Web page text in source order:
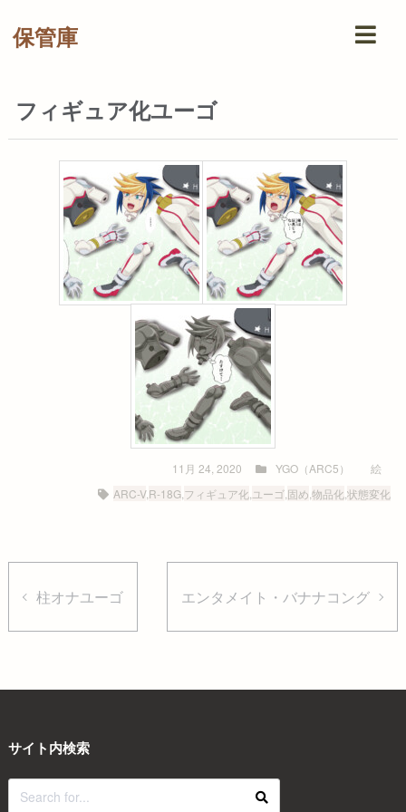
保管庫
フィギュア化ユーゴ
11月 24, 2020 YGO（ARC5）
絵
ARC-V,R-18G フィギュア化 ユーゴ 固め ,物品化,状態変化
柱オナユーゴ エンタメイト・バナナコング
サイト内検索